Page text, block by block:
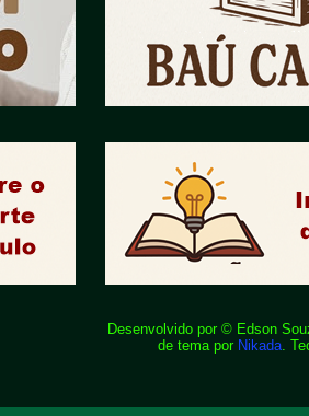
Desenvolvido por © Edson
de tema por Nikada.